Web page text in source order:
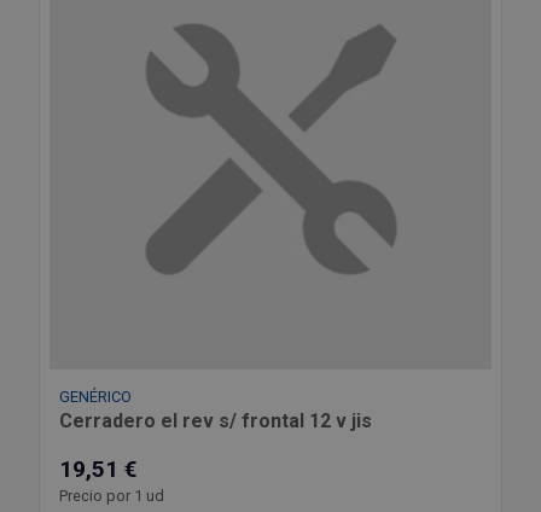
GENÉRICO
Cerradero el rev s/ frontal 12 v jis
19,51 €
Precio por 1 ud